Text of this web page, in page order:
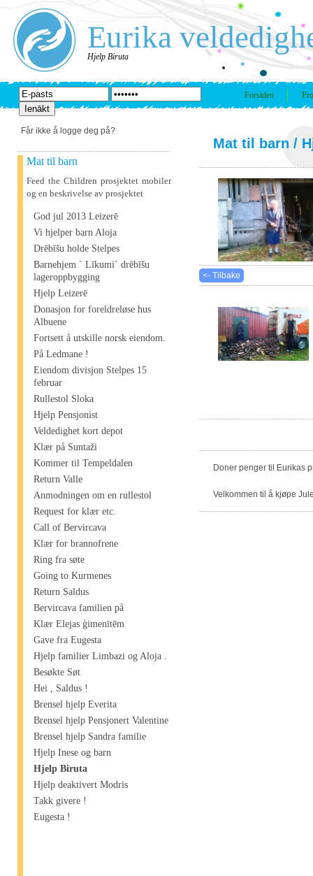
Eurika
Hjelp Biruta
Forsiden
Får ikke å logge deg på?
Mat til barn
Feed the Children prosjektet mobiler
og en beskrivelse av prosjektet
God jul 2013 Leizerē
Vi hjelper barn Aloja
Drēbīšu holde Stelpes
Barnehjem ` Līkumi` drēbīšu
lageroppbygging
Hjelp Leizerē
Donasjon for foreldreløse hus
Albuene
Fortsett å utskille norsk eiendom.
På Ledmane !
Eiendom divisjon Stelpes 15
februar
Rullestol Sloka
Hjelp Pensjonist
Veldedighet kort depot
Klær på Suntaži
Kommer til Tempeldalen
Return Valle
Anmodningen om en rullestol
Request for klær etc.
Call of Bervircava
Klær for brannofrene
Ring fra søte
Going to Kurmenes
Return Saldus
Bervircava familien på
Klær Elejas ģimenītēm
Gave fra Eugesta
Hjelp familier Limbazi og Aloja .
Besøkte Søt
Hei , Saldus !
Brensel hjelp Everita
Brensel hjelp Pensjonert Valentine
Brensel hjelp Sandra familie
Hjelp Inese og barn
Hjelp Biruta
Hjelp deaktivert Modris
Takk givere !
Eugesta !
Mat til barn /
<- Tilbake
Doner penger til Eurikas
Velkommen til å kjøpe